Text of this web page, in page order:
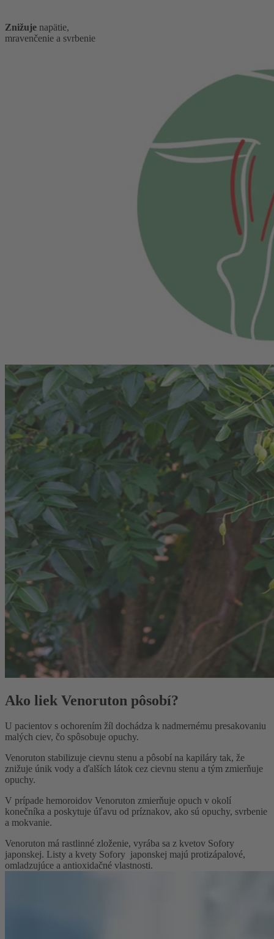
Znižuje napätie,
mravenčenie a svrbenie
Ako liek Venoruton pôsobí?
U pacientov s ochorením žíl dochádza k nadmernému presakovaniu
malých ciev, čo spôsobuje opuchy.
Venoruton stabilizuje cievnu stenu a pôsobí na kapiláry tak, že
znižuje únik vody a ďalších látok cez cievnu stenu a tým zmierňuje
opuchy.
V prípade hemoroidov Venoruton zmierňuje opuch v okolí
konečníka a poskytuje úľavu od príznakov, ako sú opuchy, svrbenie
a mokvanie.
Venoruton má rastlinné zloženie, vyrába sa z kvetov Sofory
japonskej. Listy a kvety Sofory japonskej majú protizápalové,
omladzujúce a antioxidačné vlastnosti.